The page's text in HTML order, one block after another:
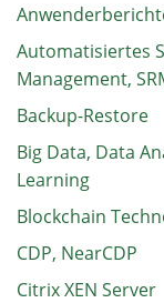
Automatisiertes
Management,
Backup-Restore
Big Data, Data
Learning
Blockchain
CDP, NearCDP
Citrix XEN Server